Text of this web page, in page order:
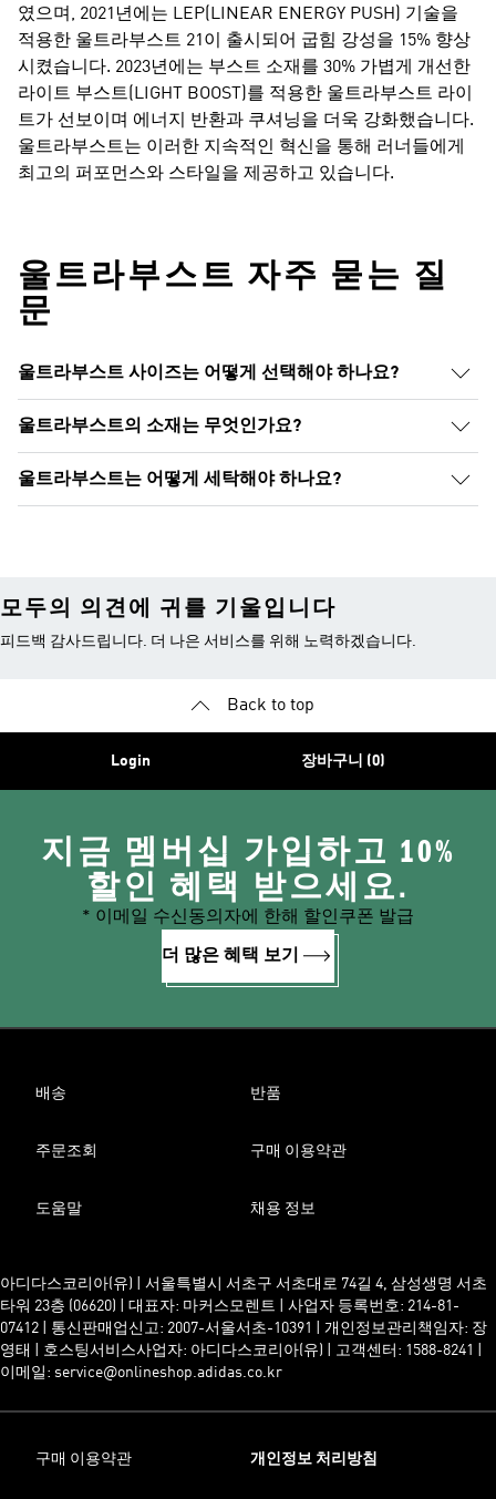
였으며, 2021년에는 LEP(LINEAR ENERGY PUSH) 기술을
적용한 울트라부스트 21이 출시되어 굽힘 강성을 15% 향상
시켰습니다. 2023년에는 부스트 소재를 30% 가볍게 개선한
라이트 부스트(LIGHT BOOST)를 적용한 울트라부스트 라이
트가 선보이며 에너지 반환과 쿠셔닝을 더욱 강화했습니다.
울트라부스트는 이러한 지속적인 혁신을 통해 러너들에게
최고의 퍼포먼스와 스타일을 제공하고 있습니다.
울트라부스트​ 자주 묻는 질
문
울트라부스트 사이즈는 어떻게 선택해야 하나요?
울트라부스트의 소재는 무엇인가요?
울트라부스트는 어떻게 세탁해야 하나요?
모두의 의견에 귀를 기울입니다
피드백 감사드립니다. 더 나은 서비스를 위해 노력하겠습니다.
Back to top
Login 장바구니 (0)
지금 멤버십 가입하고 10%
할인 혜택 받으세요.
* 이메일 수신동의자에 한해 할인쿠폰 발급
더 많은 혜택 보기
배송 반품
주문조회 구매 이용약관
도움말 채용 정보
아디다스코리아(유) | 서울특별시 서초구 서초대로 74길 4, 삼성생명 서초
타워 23층 (06620) | 대표자: 마커스모렌트 | 사업자 등록번호: 214-81-
07412 | 통신판매업신고: 2007-서울서초-10391 | 개인정보관리책임자: 장
영태 | 호스팅서비스사업자: 아디다스코리아(유) | 고객센터: 1588-8241 |
이메일: service@onlineshop.adidas.co.kr
구매 이용약관 개인정보 처리방침